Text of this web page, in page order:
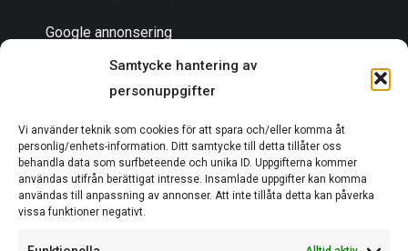
Samtycke hantering av
personuppgifter
Vi använder teknik som cookies för att spara och/eller komma åt
personlig/enhets-information. Ditt samtycke till detta tillåter oss
behandla data som surfbeteende och unika ID. Uppgifterna kommer
användas utifrån berättigat intresse. Insamlade uppgifter kan komma
användas till anpassning av annonser. Att inte tillåta detta kan påverka
vissa funktioner negativt.
Google annonsering
Bli en partner
Om oss